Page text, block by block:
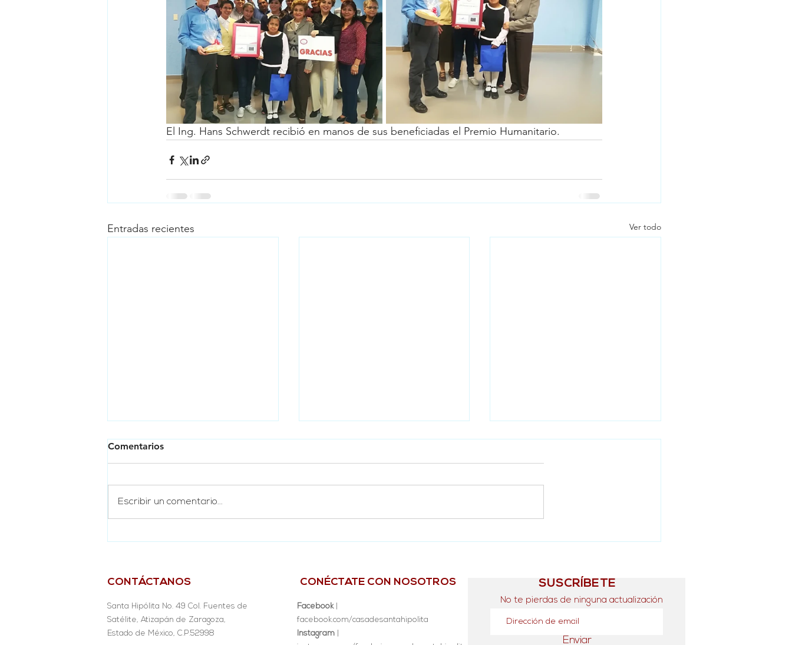
El Ing. Hans Schwerdt recibió en manos de sus beneficiadas el Premio Humanitario.
Entradas recientes Ver todo
Veracruz
Comentarios
Escribir un comentario...
CONTÁCTANOS
Santa Hipólita No. 49 Col. Fuentes de
Satélite, Atizapán de Zaragoza,
Estado de México, C.P.52998
CONÉCTATE CON NOSOTROS
Facebook
facebook.com/casadesantahipolita
Instagram
SUSCRÍBETE
No te pierdas de ninguna actualización
Enviar